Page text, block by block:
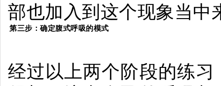
部也加入到这个现象当中
第三步：确定腹式呼吸的模式
经过以上两个阶段的练